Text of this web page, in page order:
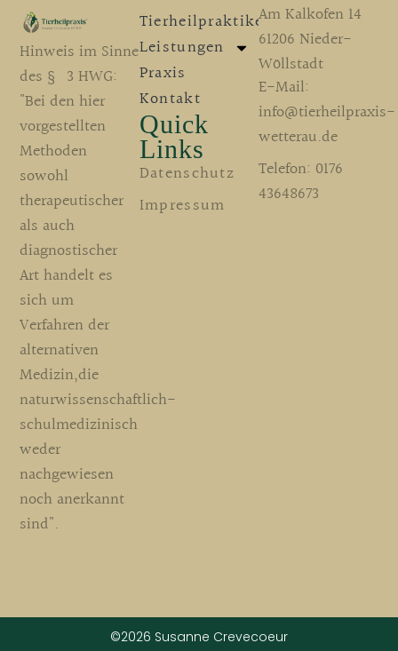
Hinweis im Sinne
des § 3 HWG:
"Bei den hier
vorgestellten
Methoden
sowohl
therapeutischer
als auch
diagnostischer
Art handelt es
sich um
Verfahren der
alternativen
Medizin,die
naturwissenschaftlich-
schulmedizinisch
weder
nachgewiesen
noch anerkannt
sind".
Tierheilpraktikerin
Leistungen
Praxis
Kontakt
Quick
Links
Datenschutz
Impressum
Am Kalkofen 14
61206 Nieder-
Wöllstadt
E-Mail:
info@tierheilpraxis-
wetterau.de
Telefon: 0176
43648673
©2026 Susanne Crevecoeur